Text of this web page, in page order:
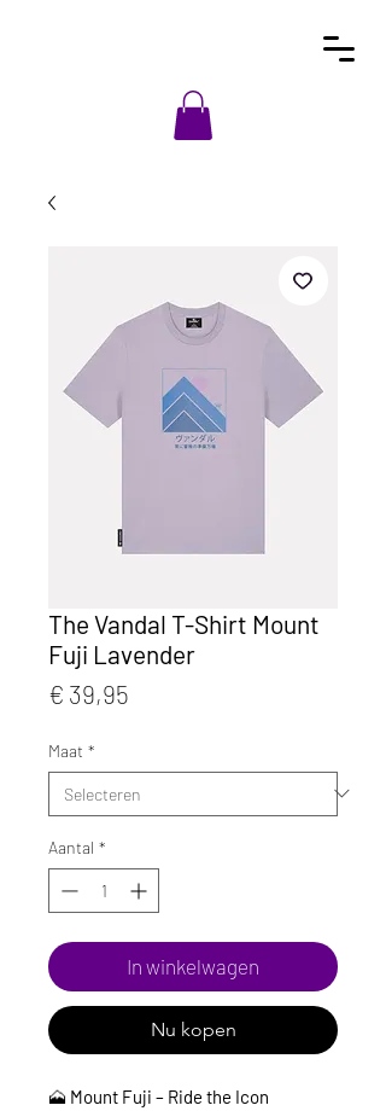
The Vandal T-Shirt Mount
Fuji Lavender
€ 39,95
Maat *
Aantal *
In winkelwagen
Nu kopen
🗻 Mount Fuji – Ride the Icon